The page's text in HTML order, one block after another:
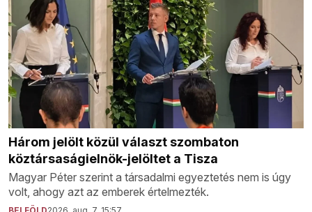
Három jelölt közül választ szombaton
köztársaságielnök-jelöltet a Tisza
Magyar Péter szerint a társadalmi egyeztetés nem is úgy
volt, ahogy azt az emberek értelmezték.